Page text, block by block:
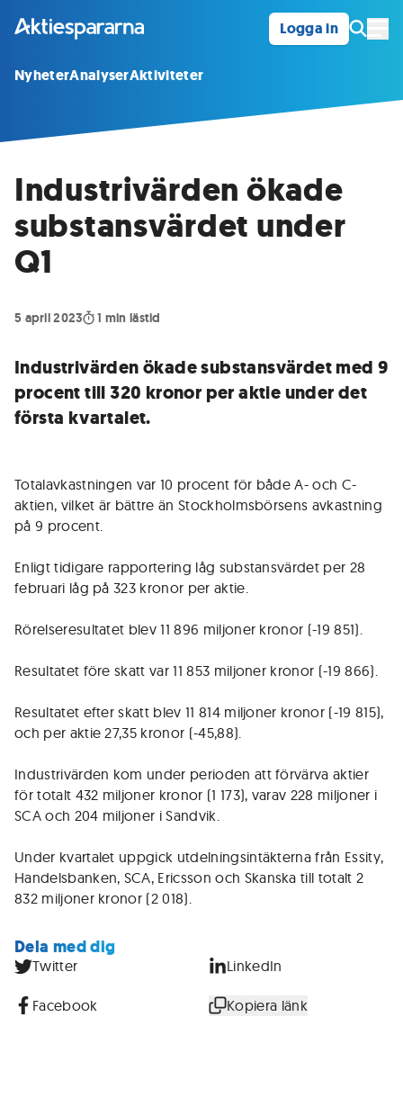
Logga in
NyheterAnalyserAktiviteter
Industrivärden ökade
substansvärdet under
Q1
5 april 2023 1 min lästid
Industrivärden ökade substansvärdet med 9
procent till 320 kronor per aktie under det
första kvartalet.
Totalavkastningen var 10 procent för både A- och C-
aktien, vilket är bättre än Stockholmsbörsens avkastning
på 9 procent.
Enligt tidigare rapportering låg substansvärdet per 28
februari låg på 323 kronor per aktie.
Rörelseresultatet blev 11 896 miljoner kronor (-19 851).
Resultatet före skatt var 11 853 miljoner kronor (-19 866).
Resultatet efter skatt blev 11 814 miljoner kronor (-19 815),
och per aktie 27,35 kronor (-45,88).
Industrivärden kom under perioden att förvärva aktier
för totalt 432 miljoner kronor (1 173), varav 228 miljoner i
SCA och 204 miljoner i Sandvik.
Under kvartalet uppgick utdelningsintäkterna från Essity,
Handelsbanken, SCA, Ericsson och Skanska till totalt 2
832 miljoner kronor (2 018).
Dela med dig
Twitter LinkedIn
Facebook Kopiera länk